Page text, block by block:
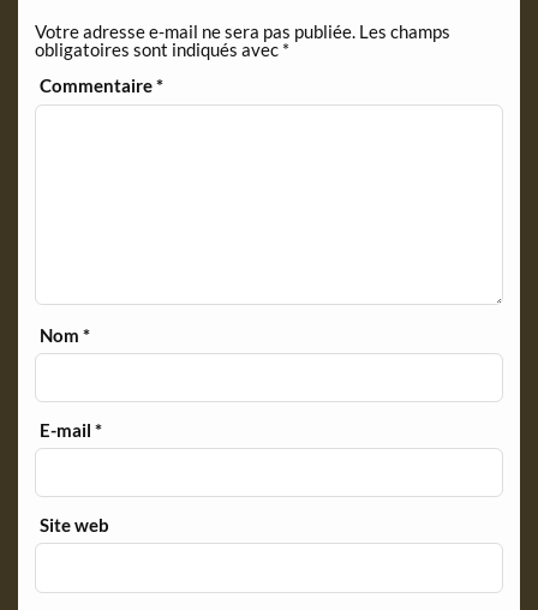
d
l
y
Votre adresse e-mail ne sera pas publiée. Les champs
obligatoires sont indiqués avec *
Commentaire*
Nom*
E-mail*
Site web